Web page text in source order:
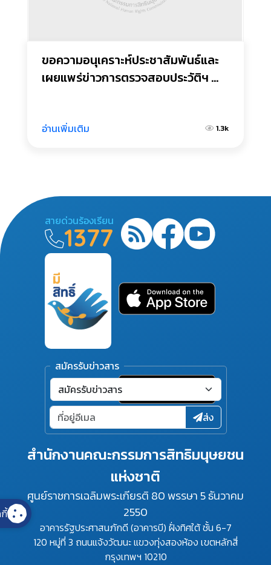
ขอความอนุเคราะห์ประชาสัมพันธ์และ
เผยแพร่ข่าวการตรวจสอบประวัติฯ
และพฤติกรรมทางจริยธรรมของบุคคล
อ่านเพิ่มเติม 1.3k
สำนักงานคณะกรรมการสิทธิมนุษยชน
แห่งชาติ
ศูนย์ราชการเฉลิมพระเกียรติ 80 พรรษา 5 ธันวาคม
2550
อาคารรัฐประศาสนภักดี (อาคารบี) ฝั่งทิศใต้ ชั้น 6-7
120 หมู่ที่ 3 ถนนแจ้งวัฒนะ แขวงทุ่งสองห้อง เขตหลักสี่
กรุงเทพฯ 10210
สายด่วนร้องเรียน
1377
สมัครรับข่าวสาร
ส่ง